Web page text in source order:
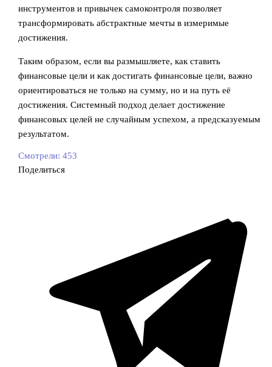
инструментов и привычек самоконтроля позволяет
трансформировать абстрактные мечты в измеримые
достижения.
Таким образом, если вы размышляете, как ставить
финансовые цели и как достигать финансовые цели, важно
ориентироваться не только на сумму, но и на путь её
достижения. Системный подход делает достижение
финансовых целей не случайным успехом, а предсказуемым
результатом.
Смотрели: 453
Поделиться